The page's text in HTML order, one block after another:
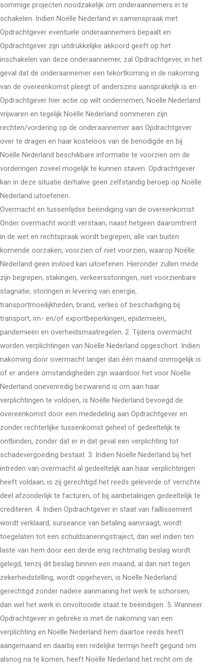
sommige projecten noodzakelijk om onderaannemers in te
schakelen. Indien Noëlle Nederland in samenspraak met
Opdrachtgever eventuele onderaannemers bepaalt en
Opdrachtgever zijn uitdrukkelijke akkoord geeft op het
inschakelen van deze onderaannemer, zal Opdrachtgever, in het
geval dat de onderaannemer een tekortkoming in de nakoming
van de overeenkomst pleegt of anderszins aansprakelijk is en
Opdrachtgever hier actie op wilt ondernemen, Noëlle Nederland
vrijwaren en tegelijk Noëlle Nederland sommeren zijn
rechten/vordering op de onderaannemer aan Opdrachtgever
over te dragen en haar kosteloos van de benodigde en bij
Noëlle Nederland beschikbare informatie te voorzien om de
vorderingen zoveel mogelijk te kunnen staven. Opdrachtgever
kan in deze situatie derhalve geen zelfstandig beroep op Noëlle
Nederland uitoefenen.
Overmacht en tussentijdse beëindiging van de overeenkomst
Onder overmacht wordt verstaan, naast hetgeen daaromtrent
in de wet en rechtspraak wordt begrepen, alle van buiten
komende oorzaken, voorzien of niet voorzien, waarop Noëlle
Nederland geen invloed kan uitoefenen. Hieronder zullen mede
zijn begrepen, stakingen, verkeersstoringen, niet voorzienbare
stagnatie, storingen in levering van energie,
transportmoeilijkheden, brand, verlies of beschadiging bij
transport, im- en/of exportbeperkingen, epidemieën,
pandemieën en overheidsmaatregelen. 2. Tijdens overmacht
worden verplichtingen van Noëlle Nederland opgeschort. Indien
nakoming door overmacht langer dan één maand onmogelijk is
of er andere omstandigheden zijn waardoor het voor Noëlle
Nederland onevenredig bezwarend is om aan haar
verplichtingen te voldoen, is Noëlle Nederland bevoegd de
overeenkomst door een mededeling aan Opdrachtgever en
zonder rechterlijke tussenkomst geheel of gedeeltelijk te
ontbinden, zonder dat er in dat geval een verplichting tot
schadevergoeding bestaat. 3. Indien Noëlle Nederland bij het
intreden van overmacht al gedeeltelijk aan haar verplichtingen
heeft voldaan, is zij gerechtigd het reeds geleverde of verrichte
deel afzonderlijk te facturen, of bij aanbetalingen gedeeltelijk te
crediteren. 4. Indien Opdrachtgever in staat van faillissement
wordt verklaard, surseance van betaling aanvraagt, wordt
toegelaten tot een schuldsaneringstraject, dan wel indien ten
laste van hem door een derde enig rechtmatig beslag wordt
gelegd, tenzij dit beslag binnen een maand, al dan niet tegen
zekerheidstelling, wordt opgeheven, is Noëlle Nederland
gerechtigd zonder nadere aanmaning het werk te schorsen,
dan wel het werk in onvoltooide staat te beëindigen. 5. Wanneer
Opdrachtgever in gebreke is met de nakoming van een
verplichting en Noëlle Nederland hem daartoe reeds heeft
aangemaand en daarbij een redelijke termijn heeft gegund om
alsnog na te komen, heeft Noëlle Nederland het recht om de